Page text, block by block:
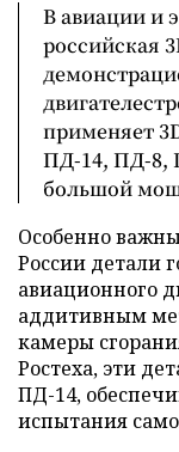
В авиации и
российская
применяет
ПД-14, ПД-8,
большой
Особенно
России детали
авиационного
аддитивным
камеры
Ростеха, эти
ПД-14,
испытания